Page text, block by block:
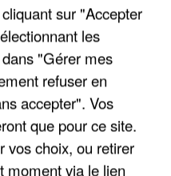
sur "Accepter
les
"Gérer mes
refuser en
accepter". Vos
que pour ce site.
vos choix, ou retirer
moment via le lien